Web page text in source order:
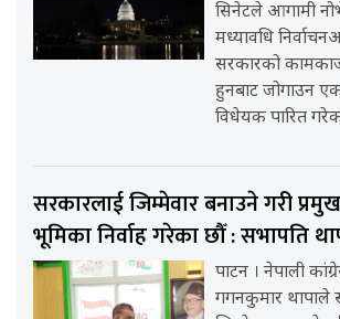
सिनेटले आगामी
मध्यावधि
सरकारको
हुनबाट जोगाउन
विधेयक पारित
सरकारलाई जिम्मेवार बनाउने गरी
भूमिका निर्वाह गरेका छौँ : सभापति
पाटन । नेपाली
गगनकुमार थापाले